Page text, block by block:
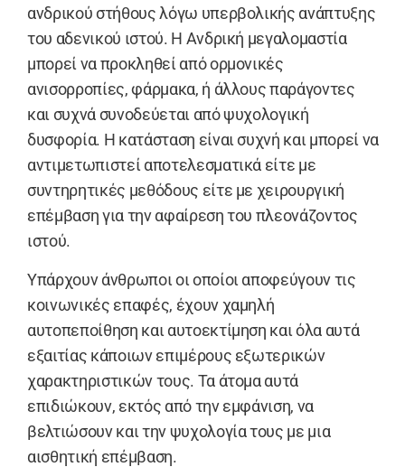
ανδρικού στήθους λόγω υπερβολικής ανάπτυξης
του αδενικού ιστού. Η Aνδρική μεγαλομαστία
μπορεί να προκληθεί από ορμονικές
ανισορροπίες, φάρμακα, ή άλλους παράγοντες
και συχνά συνοδεύεται από ψυχολογική
δυσφορία. Η κατάσταση είναι συχνή και μπορεί να
αντιμετωπιστεί αποτελεσματικά είτε με
συντηρητικές μεθόδους είτε με χειρουργική
επέμβαση για την αφαίρεση του πλεονάζοντος
ιστού.
Yπάρχουν άνθρωποι οι οποίοι αποφεύγουν τις
κοινωνικές επαφές, έχουν χαμηλή
αυτοπεποίθηση και αυτοεκτίμηση και όλα αυτά
εξαιτίας κάποιων επιμέρους εξωτερικών
χαρακτηριστικών τους. Τα άτομα αυτά
επιδιώκουν, εκτός από την εμφάνιση, να
βελτιώσουν και την ψυχολογία τους με μια
αισθητική επέμβαση.